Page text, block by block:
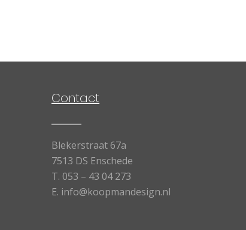
Contact
Blekerstraat 67a
7513 DS Enschede
T. 053 – 43 04 273
E. info@koopmandesign.nl